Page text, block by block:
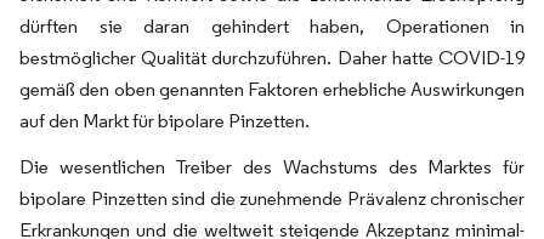
dürften sie daran gehindert haben, Operationen in
bestmöglicher Qualität durchzuführen. Daher hatte COVID-19
gemäß den oben genannten Faktoren erhebliche Auswirkungen
auf den Markt für bipolare Pinzetten.
Die wesentlichen Treiber des Wachstums des Marktes für
bipolare Pinzetten sind die zunehmende Prävalenz chronischer
Erkrankungen und die weltweit steigende Akzeptanz minimal-